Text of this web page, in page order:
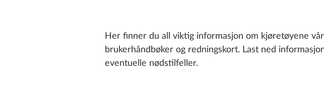
Her finner du all viktig informasjon om kjøretøyene
brukerhåndbøker og redningskort. Last ned
eventuelle nødstilfeller.